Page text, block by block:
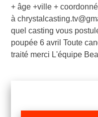
+ âge +ville +
à
quel casting vous
poupée 6 avril Toute
traité merci L'équipe